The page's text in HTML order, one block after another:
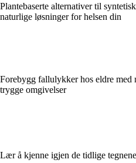
Plantebaserte alternativer til
naturlige løsninger for helsen din
Forebygg fallulykker hos eldre med
trygge omgivelser
Lær å kjenne igjen de tidlige